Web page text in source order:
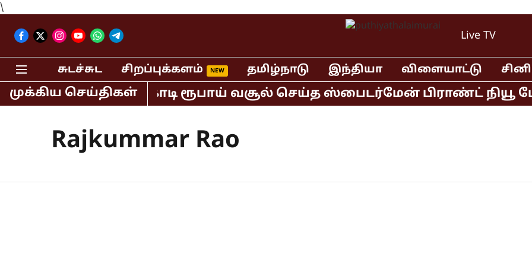
\
Live TV
சுடச்சுட சிறப்புக்களம் தமிழ்நாடு இந்தியா விளையாட்டு
முக்கிய செய்திகள்
மட்டும் 400 கோடி ரூபாய் வசூல் செய்த ஸ்பைடர்மேன் பிராண்ட் நியூ
Rajkummar Rao